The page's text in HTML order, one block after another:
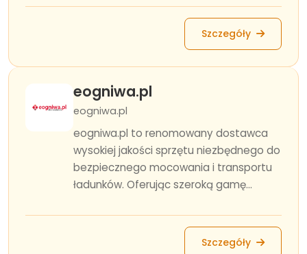
Szczegóły
eogniwa.pl
eogniwa.pl
eogniwa.pl to renomowany dostawca
wysokiej jakości sprzętu niezbędnego do
bezpiecznego mocowania i transportu
ładunków. Oferując szeroką gamę...
Szczegóły